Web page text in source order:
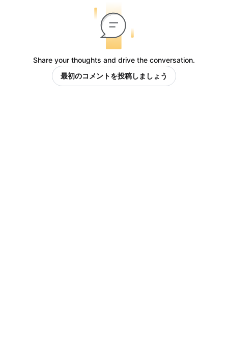
Share your thoughts and drive the conversation.
最初のコメントを投稿しましょう